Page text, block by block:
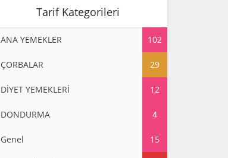
Tarif Kategorileri
ANA YEMEKLER 102
ÇORBALAR 29
DİYET YEMEKLERİ 12
DONDURMA 4
Genel 15